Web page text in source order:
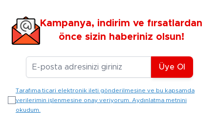
Kampanya, indirim ve fırsatlardan
önce sizin haberiniz olsun!
E-posta Adresiniz
Üye Ol
Tarafıma ticari elektronik ileti gönderilmesine ve bu kapsamda
verilerimin işlenmesine onay veriyorum. Aydınlatma metnini
okudum.